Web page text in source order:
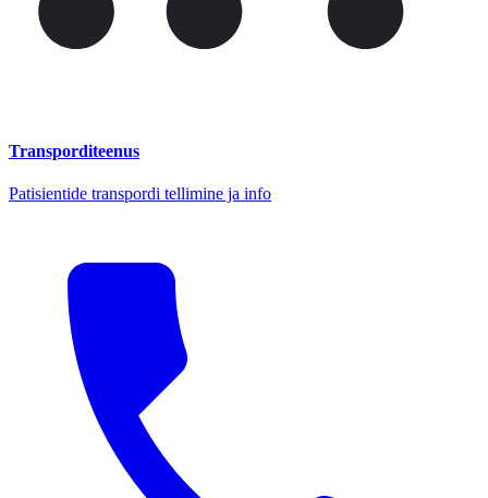
Transporditeenus
Patisientide transpordi tellimine ja info